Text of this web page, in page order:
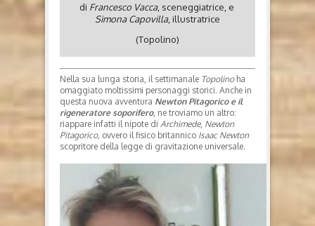
di Francesco Vacca, sceneggiatrice, e
Simona Capovilla, illustratrice
(Topolino)
Nella sua lunga storia, il settimanale Topolinoha
omaggiato moltissimi personaggi storici. Anche in
questa nuova avventura Newton Pitagorico e il
rigeneratore soporifero, ne troviamo un altro:
riappare infatti il nipote di Archimede, Newton
Pitagorico, ovvero il fisico britannico Isaac Newton
scopritore della legge di gravitazione universale.